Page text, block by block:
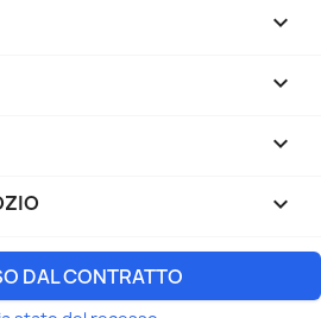



keyboard_arrow_down
DAL CONTRATTO